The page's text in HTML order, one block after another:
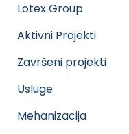
Lotex Group
Aktivni Projekti
Završeni projekti
Usluge
Mehanizacija